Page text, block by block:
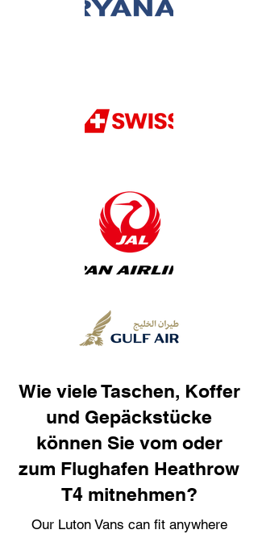
Wie viele Taschen, Koffer
und Gepäckstücke
können Sie vom oder
zum Flughafen Heathrow
T4 mitnehmen?
Our Luton Vans can fit anywhere